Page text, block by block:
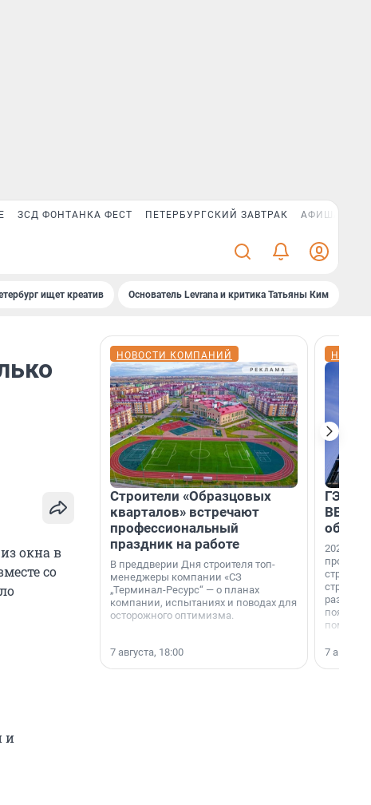
ЗСД ФОНТАНКА ФЕСТ ПЕТЕРБУРГСКИЙ ЗАВТРАК АФИША PLUS
ищет креатив Основатель Levrana и критика Татьяны Ким
окна в
со
и
НОВОСТИ КОМПАНИЙ
Строители «Образцовых
кварталов» встречают
профессиональный
праздник на работе
В преддверии Дня строителя топ-
менеджеры компании «СЗ
„Терминал-Ресурс“ — о планах
компании, испытаниях и поводах для
осторожного оптимизма.
7 августа, 18:00
ГЭС,
ВВП: в
об
2026-й —
раз. В
7